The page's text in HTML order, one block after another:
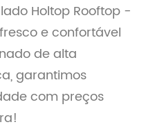
Holtop Rooftop -
e confortável
de alta
garantimos
com preços